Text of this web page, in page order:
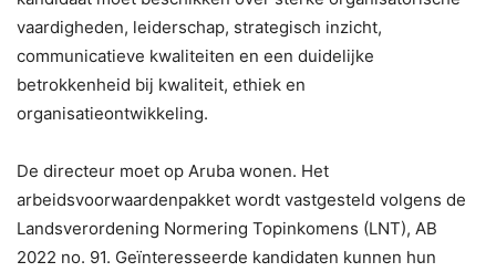
vaardigheden, leiderschap, strategisch inzicht,
communicatieve kwaliteiten en een duidelijke
betrokkenheid bij kwaliteit, ethiek en
organisatieontwikkeling.
De directeur moet op Aruba wonen. Het
arbeidsvoorwaardenpakket wordt vastgesteld volgens de
Landsverordening Normering Topinkomens (LNT), AB
2022 no. 91. Geïnteresseerde kandidaten kunnen hun